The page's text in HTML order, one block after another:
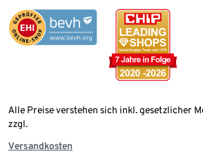
Alle Preise verstehen sich inkl. gesetzlicher
zzgl.
Versandkosten